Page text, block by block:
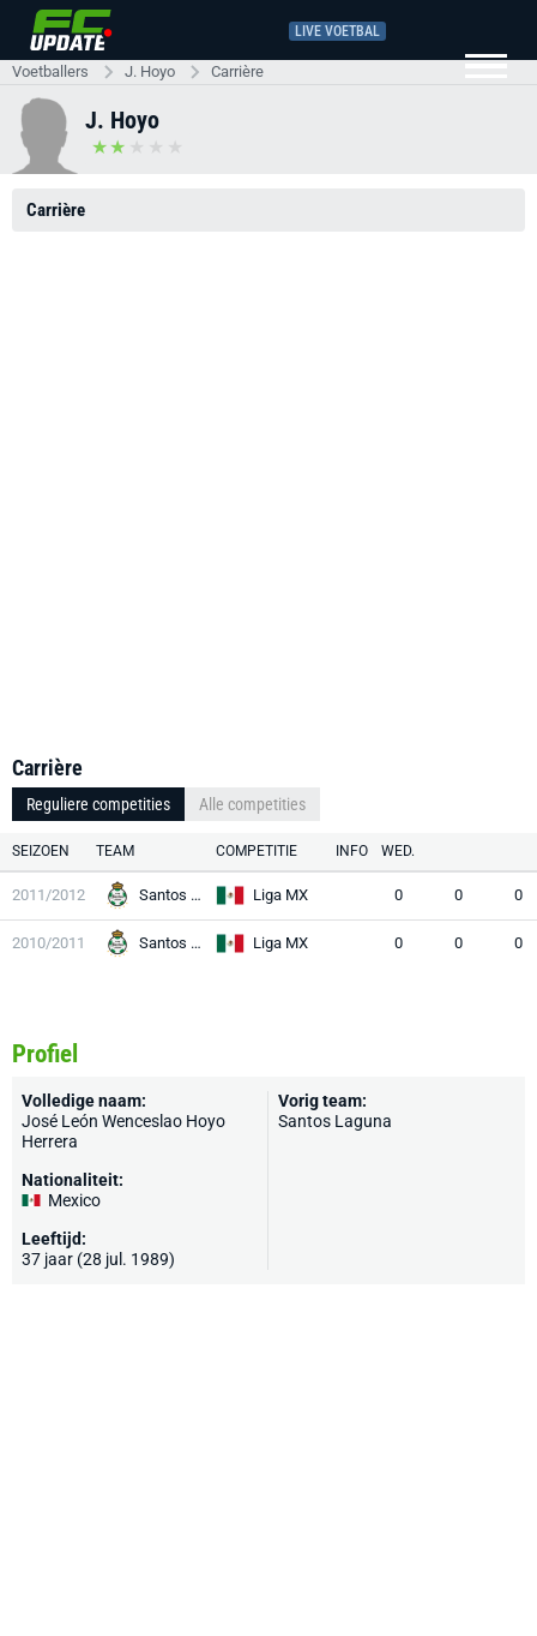
LIVE VOETBAL
Voetballers J. Hoyo Carrière
J. Hoyo
Carrière
Carrière
Reguliere competities Alle competities
SEIZOEN TEAM COMPETITIE INFO WED.
2011/2012 Santos Laguna Liga MX 0 0 0
2010/2011 Santos Laguna Liga MX 0 0 0
Profiel
Volledige naam:
José León Wenceslao Hoyo
Herrera
Nationaliteit:
Mexico
Leeftijd:
37 jaar (28 jul. 1989)
Vorig team:
Santos Laguna